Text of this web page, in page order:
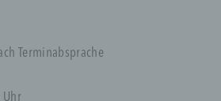
Terminabsprache
Uhr
sind, identifiziert werden